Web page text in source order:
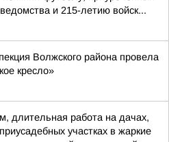
и 215-летию войск...
Волжского района провела
кресло»
длительная работа на дачах,
участках в жаркие